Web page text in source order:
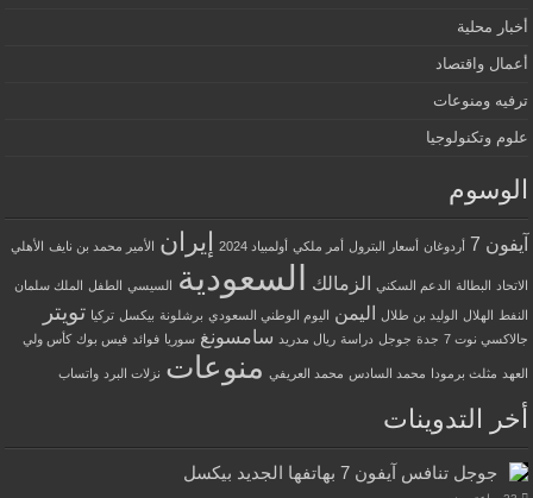
أخبار محلية
أعمال واقتصاد
ترفيه ومنوعات
علوم وتكنولوجيا
الوسوم
آيفون 7 أردوغان أسعار البترول أمر ملكي أولمبياد 2024 إيران الأمير محمد بن نايف الأهلي
الاتحاد البطالة الدعم السكني الزمالك السعودية السيسي الطفل الملك سلمان
النفط الهلال الوليد بن طلال اليمن اليوم الوطني السعودي برشلونة بيكسل تركيا تويتر
جالاكسي نوت 7 جدة جوجل دراسة ريال مدريد سامسونغ سوريا فوائد فيس بوك كأس ولي
العهد مثلث برمودا محمد السادس محمد العريفي منوعات نزلات البرد واتساب
أخر التدوينات
جوجل تنافس آيفون 7 بهاتفها الجديد بيكسل